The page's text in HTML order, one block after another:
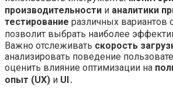
производительности и аналитики
тестирование различных вариантов
позволит выбрать наиболее
Важно отслеживать скорость
анализировать поведение
оценить влияние оптимизации на
опыт (UX) и UI․